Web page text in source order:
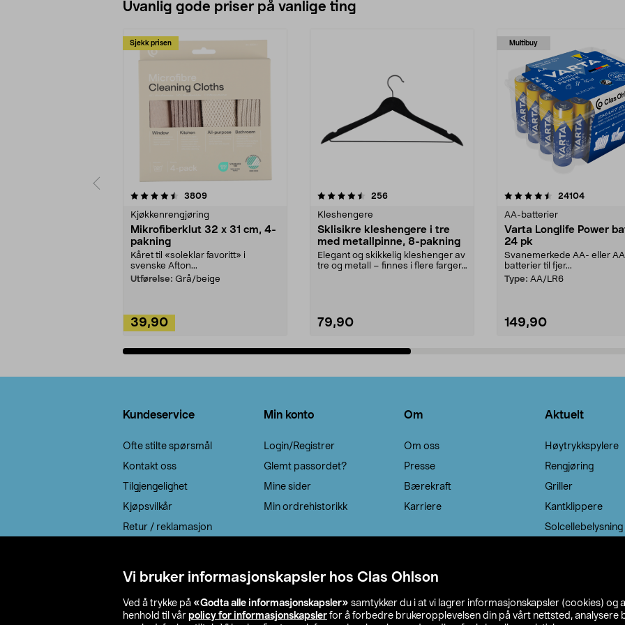
Vi bruker informasjonskapsler hos Clas Ohlson
Ved å trykke på «Godta alle informasjonskapsler» samtykker du i at vi lagrer informasjonskapsler (cookies) og
henhold til vår policy for informasjonskapsler for å forbedre brukeropplevelsen din på vårt nettsted, analysere
Uvanlig gode priser på vanlige ting
Sjekk prisen
3809anmeldelser
Kjøkkenrengjøring
Mikrofiberklut 32 x 31 cm, 4-
pakning
Kåret til «soleklar favoritt» i
svenske Afton...
Utførelse: Grå/beige
39,90
4.5av 5 stjerner 256anmeldelser
Kleshengere
Sklisikre kleshengere i tre
med metallpinne, 8-pakning
Elegant og skikkelig kleshenger av
tre og metall – finnes i flere farger.
79,90
Multibuy
4.5av 5 stjerner 24104
AA-batterier
Varta Longlife Power
24 pk
Svanemerkede AA- eller
batterier til fjer...
Type: AA/LR6
149,90
4.5av 5 stjerner
Kundeservice
Ofte stilte spørsmål
Kontakt oss
Tilgjengelighet
Kjøpsvilkår
Retur / reklamasjon
Min konto
Login/Registrer
Glemt passordet?
Mine sider
Min ordrehistorikk
Om
Om oss
Presse
Bærekraft
Karriere
Aktuelt
Høytrykkspylere
Rengjøring
Griller
Kantklippere
Solcellebelysning